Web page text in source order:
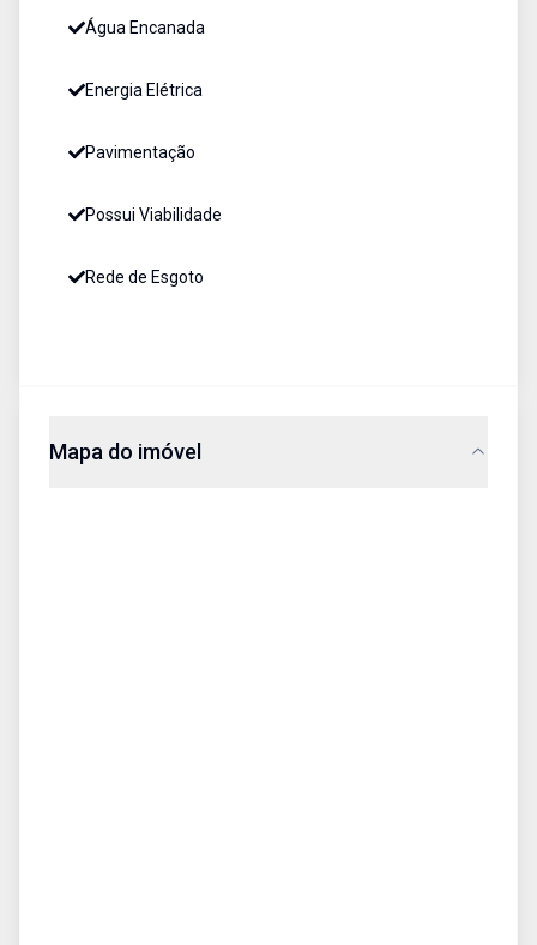
Água Encanada
Energia Elétrica
Pavimentação
Possui Viabilidade
Rede de Esgoto
Mapa do imóvel